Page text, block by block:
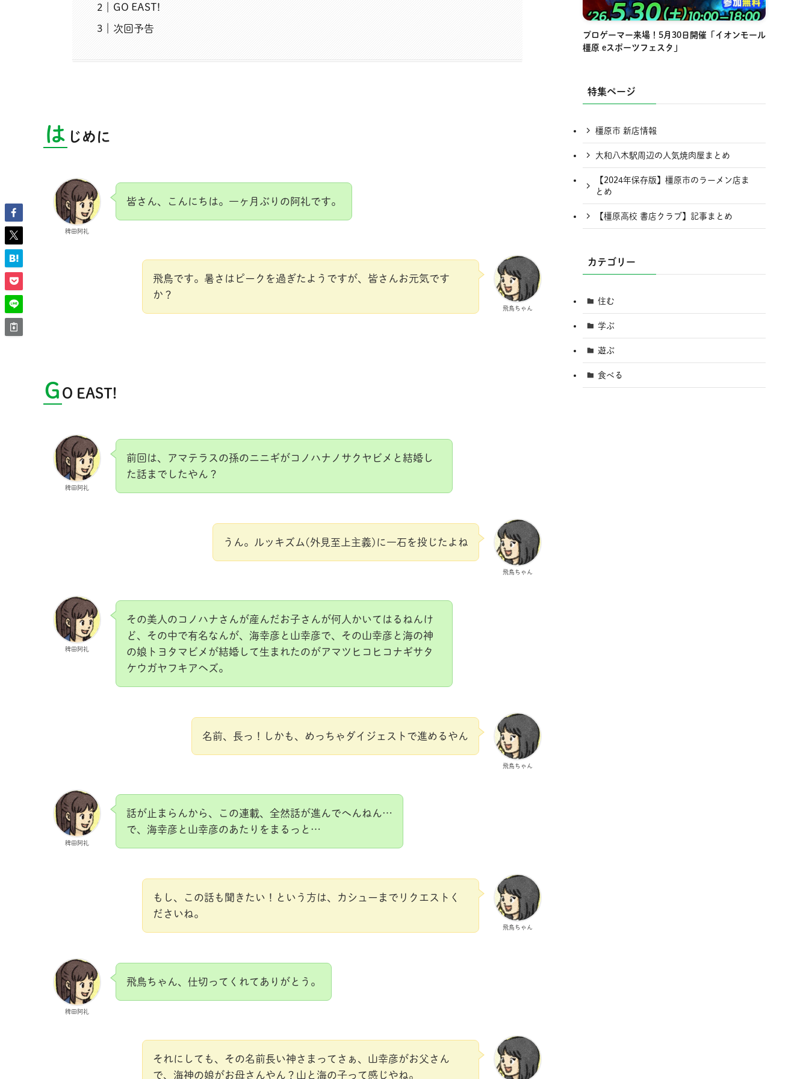
GO EAST!
次回予告
は じめに
稗田阿礼
皆さん、こんにちは。一ヶ月ぶりの阿礼です。
飛鳥ちゃん
飛鳥です。暑さはピークを過ぎたようですが、皆さんお元気です
か？
G O EAST!
稗田阿礼
前回は、アマテラスの孫のニニギがコノハナノサクヤビメと結婚し
た話までしたやん？
飛鳥ちゃん
うん。ルッキズム(外見至上主義)に一石を投じたよね
稗田阿礼
その美人のコノハナさんが産んだお子さんが何人かいてはるねんけ
ど、その中で有名なんが、海幸彦と山幸彦で、その山幸彦と海の神
の娘トヨタマビメが結婚して生まれたのがアマツヒコヒコナギサタ
ケウガヤフキアヘズ。
飛鳥ちゃん
名前、長っ！しかも、めっちゃダイジェストで進めるやん
稗田阿礼
話が止まらんから、この連載、全然話が進んでへんねん…
で、海幸彦と山幸彦のあたりをまるっと…
飛鳥ちゃん
もし、この話も聞きたい！という方は、カシューまでリクエストく
ださいね。
稗田阿礼
飛鳥ちゃん、仕切ってくれてありがとう。
それにしても、その名前長い神さまってさぁ、山幸彦がお父さん
で、海神の娘がお母さんやん？山と海の子って感じやね。
プロゲーマー来場！5月30日開催「イオンモール
橿原 eスポーツフェスタ」
特集ページ
橿原市 新店情報
大和八木駅周辺の人気焼肉屋まとめ
【2024年保存版】橿原市のラーメン店ま
とめ
【橿原高校 書店クラブ】記事まとめ
カテゴリー
住む
学ぶ
遊ぶ
食べる